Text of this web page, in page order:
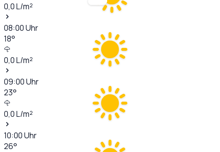
0,0L/m²
08:00Uhr
18°
0,0L/m²
09:00Uhr
23°
0,0L/m²
10:00Uhr
26°